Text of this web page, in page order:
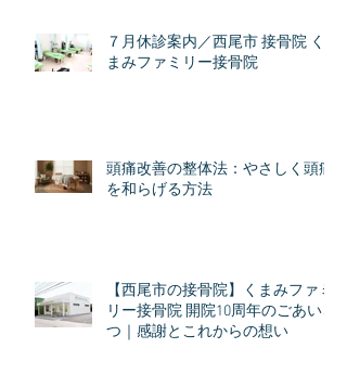
７月休診案内／西尾市 接骨院 く
まみファミリー接骨院
頭痛改善の整体法：やさしく頭痛
を和らげる方法
【西尾市の接骨院】くまみファミ
リー接骨院 開院10周年のごあいさ
つ｜感謝とこれからの想い